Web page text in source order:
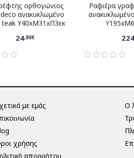
ορθογώνιος
ανακυκλωμένο
Υ40xM31xΠ3εκ
24,80€
Ραφιέρα
224
με εμάς
χρήσης
απορρήτου
Ο